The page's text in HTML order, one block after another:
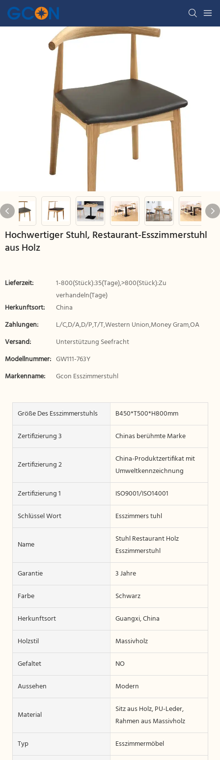
Hochwertiger Stuhl, Restaurant-Esszimmerstuhl
aus Holz
Lieferzeit:
1-800(Stück):35(Tage),>800(Stück):Zu
verhandeln(Tage)
Herkunftsort:
China
Zahlungen:
L/C,D/A,D/P,T/T,Western Union,Money Gram,OA
Versand:
Unterstützung Seefracht
Modellnummer: GW111-763Y
Markenname:
Gcon Esszimmerstuhl
Größe Des Esszimmerstuhls
B450*T500*H800mm
Zertifizierung 3
Chinas berühmte Marke
Zertifizierung 2
China-Produktzertifikat mit
Umweltkennzeichnung
Zertifizierung 1
ISO9001/ISO14001
Schlüssel Wort
Esszimmers tuhl
Name
Stuhl Restaurant Holz
Esszimmerstuhl
Garantie
3 Jahre
Farbe
Schwarz
Herkunftsort
Guangxi, China
Holzstil
Massivholz
Gefaltet
NO
Aussehen
Modern
Material
Sitz aus Holz, PU-Leder,
Rahmen aus Massivholz
Typ
Esszimmermöbel